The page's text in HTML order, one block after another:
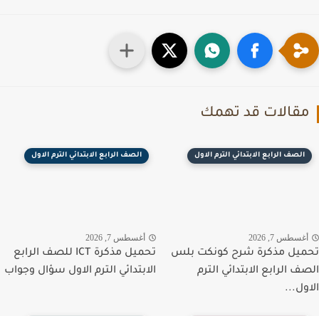
قد تهمك
الصف الرابع الابتدائي الترم الاول
7, 2026
مذكرة شرح كونكت بلس
الرابع الابتدائي الترم
الصف الرابع الابتدائي الترم الاول
أغسطس 7, 2026
تحميل مذكرة ICT للصف الرابع
الابتدائي الترم الاول سؤال وجواب